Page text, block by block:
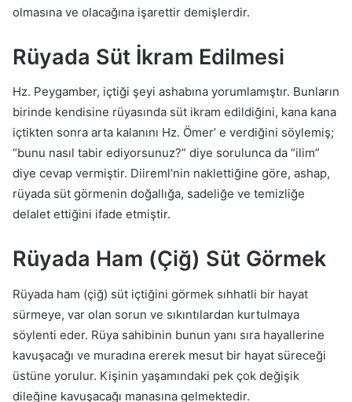
olmasına ve olacağına işarettir demişlerdir.
Rüyada Süt İkram Edilmesi
Hz. Peygamber, içtiği şeyi ashabına yorumlamıştır. Bunların
birinde kendisine rüyasında süt ikram edildiğini, kana kana
içtikten sonra arta kalanını Hz. Ömer’ e verdiğini söylemiş;
“bunu nasıl tabir ediyorsunuz?” diye sorulunca da “ilim”
diye cevap vermiştir. Diireml’nin naklettiğine göre, ashap,
rüyada süt görmenin doğallığa, sadeliğe ve temizliğe
delalet ettiğini ifade etmiştir.
Rüyada Ham (Çiğ) Süt Görmek
Rüyada ham (çiğ) süt içtiğini görmek sıhhatli bir hayat
sürmeye, var olan sorun ve sıkıntılardan kurtulmaya
söylenti eder. Rüya sahibinin bunun yanı sıra hayallerine
kavuşacağı ve muradına ererek mesut bir hayat süreceği
üstüne yorulur. Kişinin yaşamındaki pek çok değişik
dileğine kavuşacağı manasına gelmektedir.